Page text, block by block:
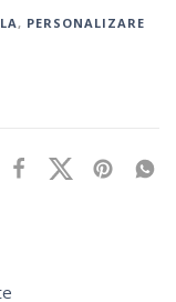
, PERSONALIZARE